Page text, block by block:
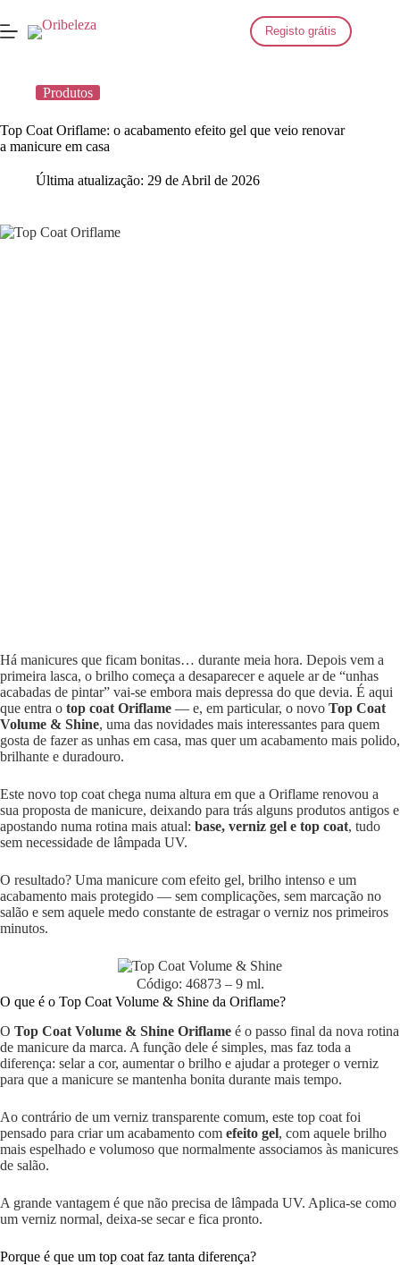
para
o
Registo grátis
Produtos
Top Coat Oriflame: o acabamento efeito gel que veio renovar
a manicure em casa
Última atualização: 29 de Abril de 2026
Há manicures que ficam bonitas… durante meia hora. Depois vem a
primeira lasca, o brilho começa a desaparecer e aquele ar de “unhas
acabadas de pintar” vai-se embora mais depressa do que devia. É aqui
que entra o top coat Oriflame — e, em particular, o novo Top Coat
Volume & Shine, uma das novidades mais interessantes para quem
gosta de fazer as unhas em casa, mas quer um acabamento mais polido,
brilhante e duradouro.
Este novo top coat chega numa altura em que a Oriflame renovou a
sua proposta de manicure, deixando para trás alguns produtos antigos e
apostando numa rotina mais atual: base, verniz gel e top coat, tudo
sem necessidade de lâmpada UV.
O resultado? Uma manicure com efeito gel, brilho intenso e um
acabamento mais protegido — sem complicações, sem marcação no
salão e sem aquele medo constante de estragar o verniz nos primeiros
minutos.
Código: 46873 – 9 ml.
O que é o Top Coat Volume & Shine da Oriflame?
O Top Coat Volume & Shine Oriflame é o passo final da nova rotina
de manicure da marca. A função dele é simples, mas faz toda a
diferença: selar a cor, aumentar o brilho e ajudar a proteger o verniz
para que a manicure se mantenha bonita durante mais tempo.
Ao contrário de um verniz transparente comum, este top coat foi
pensado para criar um acabamento com efeito gel, com aquele brilho
mais espelhado e volumoso que normalmente associamos às manicures
de salão.
A grande vantagem é que não precisa de lâmpada UV. Aplica-se como
um verniz normal, deixa-se secar e fica pronto.
Porque é que um top coat faz tanta diferença?